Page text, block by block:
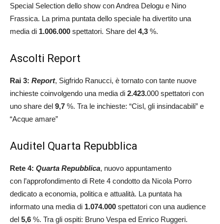
Special Selection dello show con Andrea Delogu e Nino
Frassica. La prima puntata dello speciale ha divertito una
media di 1.006.000 spettatori. Share del 4,3 %.
Ascolti Report
Rai 3: Report, Sigfrido Ranucci, è tornato con tante nuove
inchieste coinvolgendo una media di 2.423.000 spettatori con
uno share del 9,7 %. Tra le inchieste: “Cisl, gli insindacabili” e
“Acque amare”
Auditel Quarta Repubblica
Rete 4: Quarta Repubblica, nuovo appuntamento
con l’approfondimento di Rete 4 condotto da Nicola Porro
dedicato a economia, politica e attualità. La puntata ha
informato una media di 1.074.000 spettatori con una audience
del 5,6 %. Tra gli ospiti: Bruno Vespa ed Enrico Ruggeri.